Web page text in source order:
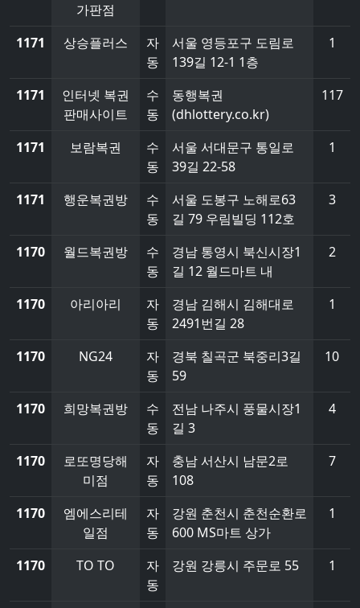
가판점
1171 상승플러스
자
동
서울 영등포구 도림로
139길 12-1 1층
1
1171
인터넷 복권
판매사이트
수
동
동행복권
(dhlottery.co.kr)
117
1171 보람복권
수
동
서울 서대문구 통일로
39길 22-58
1
1171 행운복권방
수
동
서울 도봉구 노해로63
길 79 우림빌딩 112호
3
1170 월드복권방
수
동
경남 통영시 북신시장1
길 12 월드마트 내
2
1170 아리아리
자
동
경남 김해시 김해대로
2491번길 28
1
1170 NG24
자
동
경북 칠곡군 북중리3길
59
10
1170 희망복권방
수
동
전남 나주시 풍물시장1
길 3
4
1170
로또명당해
미점
자
동
충남 서산시 남문2로
108
7
1170
엠에스리테
일점
자
동
강원 춘천시 춘천순환로
600 MS마트 상가
1
1170 TO TO
자
동
강원 강릉시 주문로 55 1